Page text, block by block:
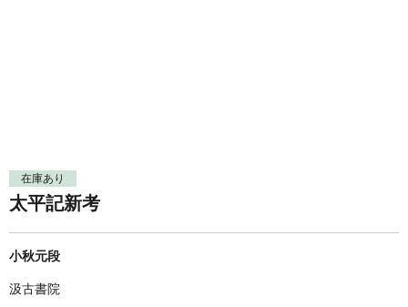
単行本◆日本語史
単行本◆美術
Ｗｅｂ版
美本なし
古書目録
在庫あり
太平記新考
小秋元段
汲古書院